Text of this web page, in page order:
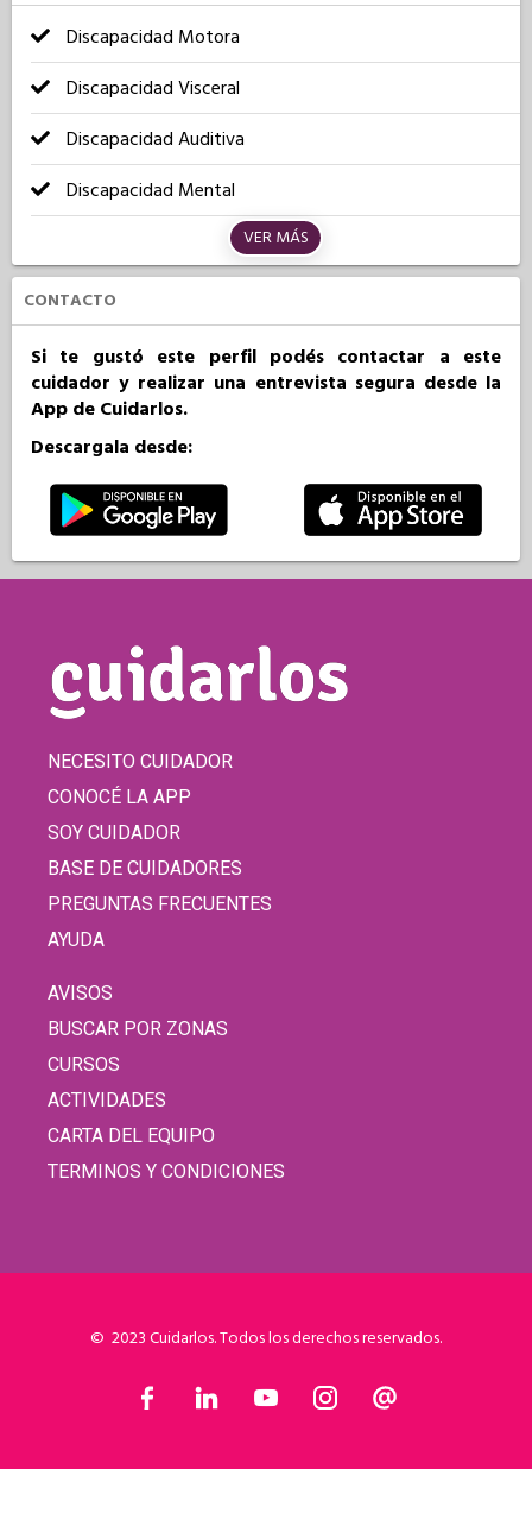
Discapacidad Motora
Discapacidad Visceral
Discapacidad Auditiva
Discapacidad Mental
VER MÁS
CONTACTO
Si te gustó este perfil podés contactar a este
cuidador y realizar una entrevista segura desde la
App de Cuidarlos.
Descargala desde:
NECESITO CUIDADOR
CONOCÉ LA APP
SOY CUIDADOR
BASE DE CUIDADORES
PREGUNTAS FRECUENTES
AYUDA
AVISOS
BUSCAR POR ZONAS
CURSOS
ACTIVIDADES
CARTA DEL EQUIPO
TERMINOS Y CONDICIONES
© 2023 Cuidarlos. Todos los derechos reservados.